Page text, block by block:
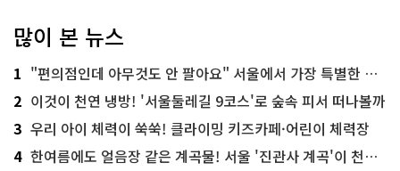
많이 본 뉴스
1 "편의점인데 아무것도 안 팔아요" 서울에서 가장 특별한 편의점의 정체
2 이것이 천연 냉방! '서울둘레길 9코스'로 숲속 피서 떠나볼까
3 우리 아이 체력이 쑥쑥! 클라이밍 키즈카페·어린이 체력장
4 한여름에도 얼음장 같은 계곡물! 서울 '진관사 계곡'이 천국이네~